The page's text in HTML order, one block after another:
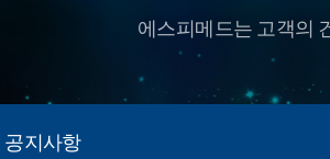
에스피메드는 고객의
공지사항